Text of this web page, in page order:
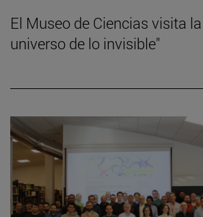
El Museo de Ciencias visita
universo de lo invisible"